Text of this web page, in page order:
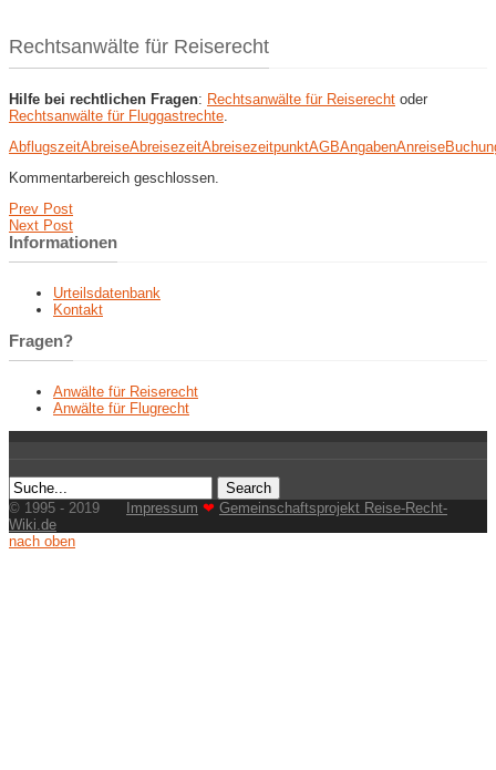
Rechtsanwälte für Reiserecht
Hilfe bei rechtlichen Fragen: Rechtsanwälte für Reiserecht oder
Rechtsanwälte für Fluggastrechte
AbflugszeitAbreiseAbreisezeitAbreisezeitpunktAGBAngabenAnreise
Kommentarbereich geschlossen.
Prev Post
Next Post
Informationen
Urteilsdatenbank
Kontakt
Fragen?
Anwälte für Reiserecht
Anwälte für Flugrecht
© 1995 - 2019 Impressum ❤ Gemeinschaftsprojekt Reise-Recht-
Wiki.de
nach oben